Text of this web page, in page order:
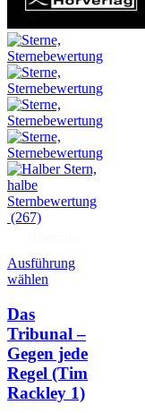
(267)
Ausführung
wählen
Das
Tribunal –
Gegen jede
Regel (Tim
Rackley 1)